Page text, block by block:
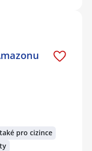
pro cizince